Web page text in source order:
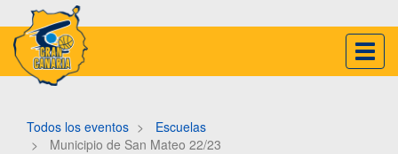
Todos los eventos
Escuelas
Municipio de San Mateo 22/23